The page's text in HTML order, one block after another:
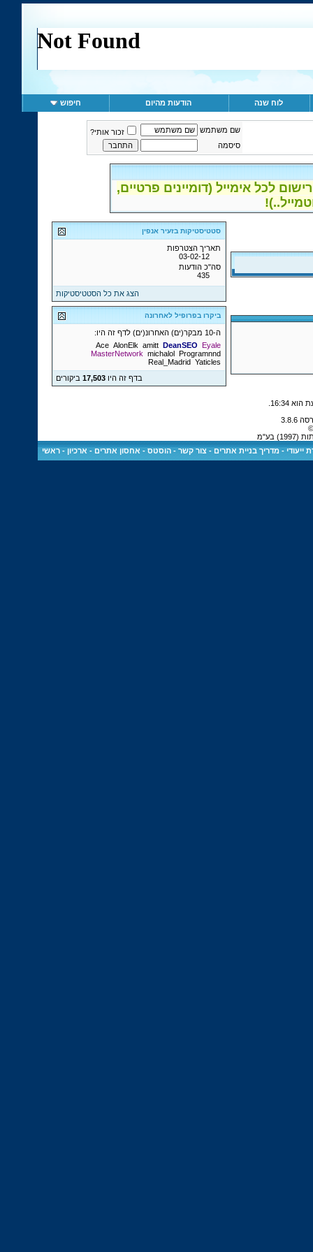
לוח שנה הודעות מהיום חיפוש
שם משתמש
זכור אותי?
סיסמה
לכל אימייל (דומיינים פרטיים,
סטטיסטיקות בזעיר אנפין
תאריך הצטרפות
03-02-12
סה"כ הודעות
435
הצג את כל הסטטיסטיקות
ביקרו בפרופיל לאחרונה
ה-10 מבקר(ים) האחרונ(ים) לדף זה היו:
Ace AlonElk amitt DeanSEO Eyale
MasterNetwork michalol Programnnd
Real_Madrid Yaticles
בדף זה היו17,503 ביקורים
16:34
בע"מ
ייעודי -מדריך בניית אתרים -צור קשר -הוסטס - אחסון אתרים - ארכיון -ראשי